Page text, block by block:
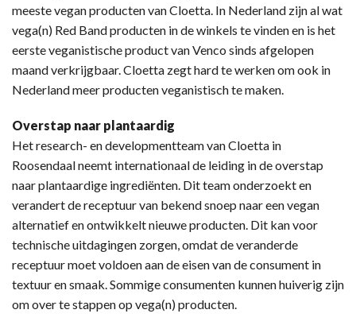
meeste vegan producten van Cloetta. In Nederland zijn al wat
vega(n) Red Band producten in de winkels te vinden en is het
eerste veganistische product van Venco sinds afgelopen
maand verkrijgbaar. Cloetta zegt hard te werken om ook in
Nederland meer producten veganistisch te maken.
Overstap naar plantaardig
Het research- en developmentteam van Cloetta in
Roosendaal neemt internationaal de leiding in de overstap
naar plantaardige ingrediënten. Dit team onderzoekt en
verandert de receptuur van bekend snoep naar een vegan
alternatief en ontwikkelt nieuwe producten. Dit kan voor
technische uitdagingen zorgen, omdat de veranderde
receptuur moet voldoen aan de eisen van de consument in
textuur en smaak. Sommige consumenten kunnen huiverig zijn
om over te stappen op vega(n) producten.